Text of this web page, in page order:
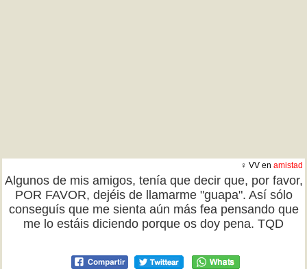
♀ VV en amistad
Algunos de mis amigos, tenía que decir que, por favor,
POR FAVOR, dejéis de llamarme "guapa". Así sólo
conseguís que me sienta aún más fea pensando que
me lo estáis diciendo porque os doy pena. TQD